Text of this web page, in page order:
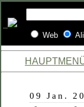
Web
09 Jan.